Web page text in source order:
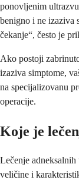
ponovljenim
benigno i ne izaziva
čekanje“, često je
Ako postoji
izaziva simptome,
na specijalizovanu
operacije.
Koje je
Lečenje
veličine i